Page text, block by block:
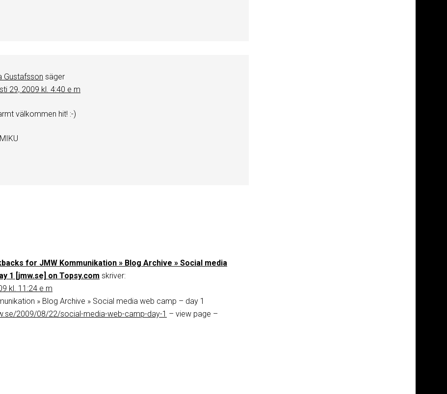
Gustafsson säger
29, 2009 kl. 4:40 e m
välkommen hit! :-)
for JMW Kommunikation » Blog Archive » Social media
1 [jmw.se] on Topsy.com skriver:
kl. 11:24 e m
» Blog Archive » Social media web camp – day 1
2009/08/22/social-media-web-camp-day-1 – view page –